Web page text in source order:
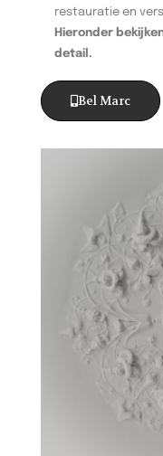
restauratie en
Hieronder
detail.
Bel Marc